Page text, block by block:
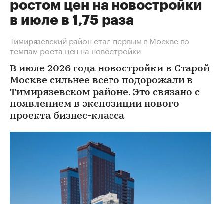
ростом цен на новостройки
в июле в 1,75 раза
Тимирязевский район стал первым в Москве по
темпам роста цен на новостройки
В июле 2026 года новостройки в Старой
Москве сильнее всего подорожали в
Тимирязевском районе. Это связано с
появлением в экспозиции нового
проекта бизнес-класса